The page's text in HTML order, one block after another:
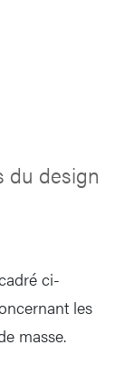
du design
ci-
les
masse.